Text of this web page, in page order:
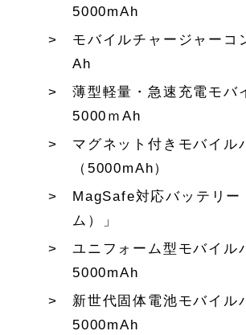
5000mAh
モバイルチャージャーコ
Ah
薄型軽量・急速充電モバ
5000ｍAh
マグネット付きモバイル
（5000mAh）
MagSafe対応バッテリー
ム）」
ユニフォーム型モバイル
5000mAh
新世代固体電池モバイル
5000mAh